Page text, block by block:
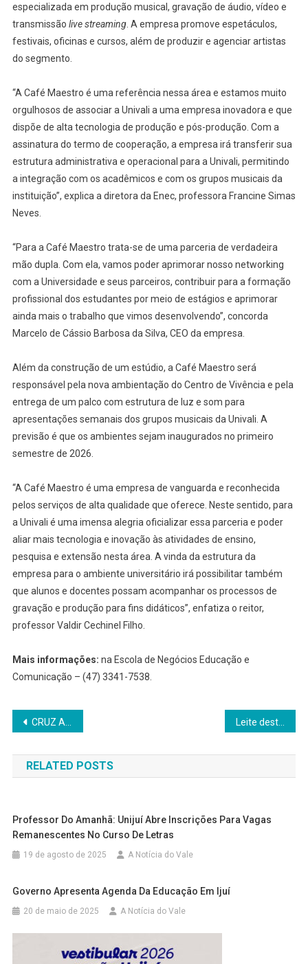
especializada em produção musical, gravação de áudio, vídeo e
transmissão live streaming. A empresa promove espetáculos,
festivais, oficinas e cursos, além de produzir e agenciar artistas
do segmento.
“A Café Maestro é uma referência nessa área e estamos muito
orgulhosos de associar a Univali a uma empresa inovadora e que
dispõe de alta tecnologia de produção e pós-produção. Com a
assinatura do termo de cooperação, a empresa irá transferir sua
estrutura administrativa e operacional para a Univali, permitindo
a integração com os acadêmicos e com os grupos musicais da
instituição”, explica a diretora da Enec, professora Francine Simas
Neves.
“Para a Café Maestro trata-se de uma parceria de verdadeira
mão dupla. Com ela, vamos poder aprimorar nosso networking
com a Universidade e seus parceiros, contribuir para a formação
profissional dos estudantes por meio de estágios e aprimorar
ainda mais o trabalho que vimos desenvolvendo”, concorda
Marcelo de Cássio Barbosa da Silva, CEO da empresa.
Além da construção de um estúdio, a Café Maestro será
responsável pela nova ambientação do Centro de Vivência e pela
entrega de um palco com estrutura de luz e som para
apresentações semanais dos grupos musicais da Univali. A
previsão é que os ambientes sejam inaugurados no primeiro
semestre de 2026.
“A Café Maestro é uma empresa de vanguarda e reconhecida
pelos serviços de alta qualidade que oferece. Neste sentido, para
a Univali é uma imensa alegria oficializar essa parceria e poder
aliar mais tecnologia e inovação às atividades de ensino,
pesquisa e extensão nesta área. A vinda da estrutura da
empresa para o ambiente universitário irá possibilitar também
que alunos e docentes possam acompanhar os processos de
gravação e produção para fins didáticos”, enfatiza o reitor,
professor Valdir Cechinel Filho.
Mais informações: na Escola de Negócios Educação e
Comunicação – (47) 3341-7538.
Navegação
de
Post
CRUZ ALTA: Brigada Militar realiza prisão por porte irregular de arma de fogo no interior do município Leite destaca potencial do RS para investimentos em infraestrutura e construção civil durante “Construa Sul 2025”
RELATED POSTS
Professor Do Amanhã: Unijuí Abre Inscrições Para Vagas
Remanescentes No Curso De Letras
19 de agosto de 2025 A Notícia do Vale
Governo Apresenta Agenda Da Educação Em Ijuí
20 de maio de 2025 A Notícia do Vale